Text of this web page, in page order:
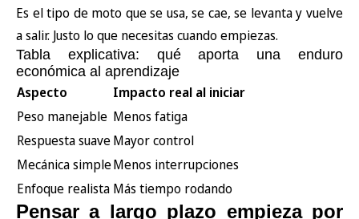
Es el tipo de moto que se usa, se cae, se levanta y vuelve
a salir. Justo lo que necesitas cuando empiezas.
Tabla explicativa: qué aporta una enduro
económica al aprendizaje
Aspecto
Impacto real al iniciar
Peso manejable Menos fatiga
Respuesta suaveMayor control
Mecánica simpleMenos interrupciones
Enfoque realista Más tiempo rodando
Pensar a largo plazo empieza por